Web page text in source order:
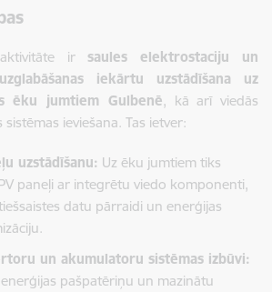
ir saules elektrostaciju un
iekārtu uzstādīšana uz
ēku jumtiem Gulbenē, kā arī viedās
ieviešana. Tas ietver:
uzstādīšanu: Uz ēku jumtiem tiks
paneļi ar integrētu viedo komponenti,
datu pārraidi un enerģijas
un akumulatoru sistēmas izbūvi:
pašpatēriņu un mazinātu